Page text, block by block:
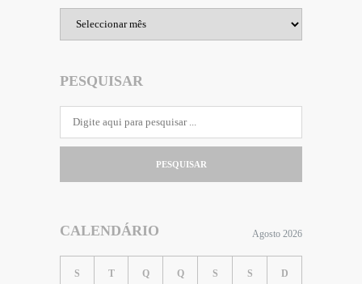
PESQUISAR
PESQUISAR
CALENDÁRIO Agosto 2026
S T Q Q S S D